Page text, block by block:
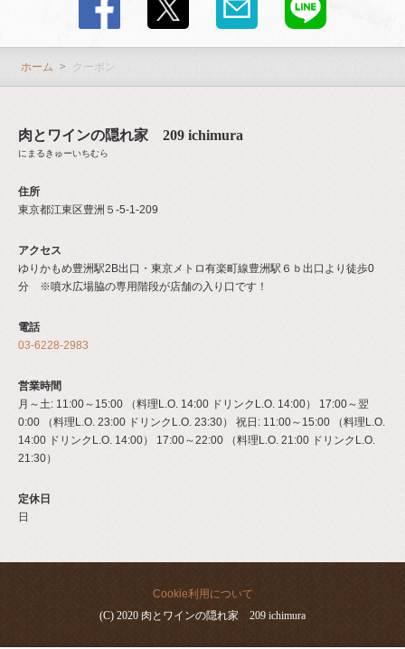
ホーム クーポン
肉とワインの隠れ家 209 ichimura
にまるきゅーいちむら
住所
東京都江東区豊洲５-5-1-209
アクセス
ゆりかもめ豊洲駅2B出口・東京メトロ有楽町線豊洲駅６ｂ出口より徒歩0
分 ※噴水広場脇の専用階段が店舗の入り口です！
電話
03-6228-2983
営業時間
月～土: 11:00～15:00 （料理L.O. 14:00 ドリンクL.O. 14:00） 17:00～翌
0:00 （料理L.O. 23:00 ドリンクL.O. 23:30） 祝日: 11:00～15:00 （料理L.O.
14:00 ドリンクL.O. 14:00） 17:00～22:00 （料理L.O. 21:00 ドリンクL.O.
21:30）
定休日
日
Cookie利用について
(C) 2020 肉とワインの隠れ家 209 ichimura
東京都江東区豊洲５-5-1-209